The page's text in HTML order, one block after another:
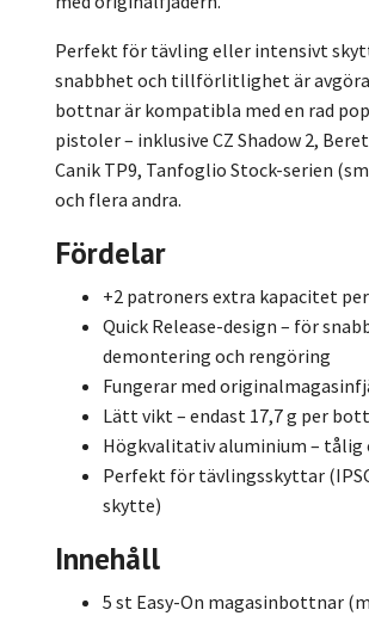
Perfekt för tävling eller intensivt
snabbhet och tillförlitlighet är
bottnar är kompatibla med en rad
pistoler – inklusive CZ Shadow 2,
Canik TP9, Tanfoglio Stock-serien
och flera andra.
Fördelar
+2 patroners extra kapacitet
Quick Release-design – för
demontering och rengöring
Fungerar med
Lätt vikt – endast 17,7 g per
Högkvalitativ aluminium – tålig
Perfekt för tävlingsskyttar
skytte)
Innehåll
5 st Easy-On magasinbottnar